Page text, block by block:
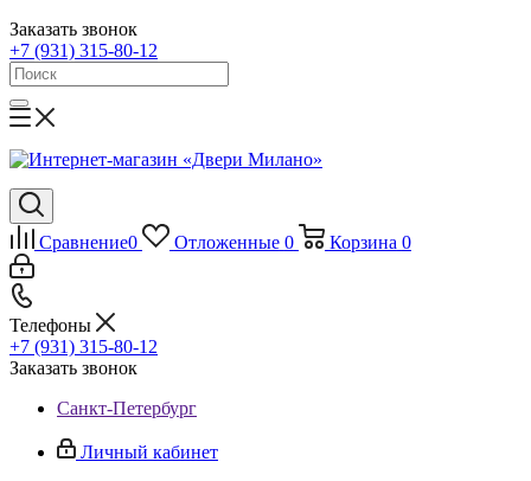
Заказать звонок
+7 (931) 315-80-12
Сравнение0 Отложенные 0 Корзина 0
Телефоны
+7 (931) 315-80-12
Заказать звонок
Санкт-Петербург
Личный кабинет